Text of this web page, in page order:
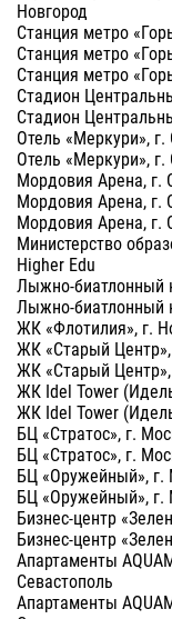
Новгород
Станция метро
Станция метро
Станция метро
Стадион
Стадион
Отель «Меркури», г.
Отель «Меркури», г.
Мордовия Арена, г.
Мордовия Арена, г.
Мордовия Арена, г.
Министерство
Higher Edu
Лыжно-биатлонный
Лыжно-биатлонный
ЖК «Флотилия», г.
ЖК «Старый
ЖК «Старый
ЖК Idel Tower
ЖК Idel Tower
БЦ «Стратос», г.
БЦ «Стратос», г.
БЦ «Оружейный», г.
БЦ «Оружейный», г.
Бизнес-центр
Бизнес-центр
Апартаменты
Севастополь
Апартаменты